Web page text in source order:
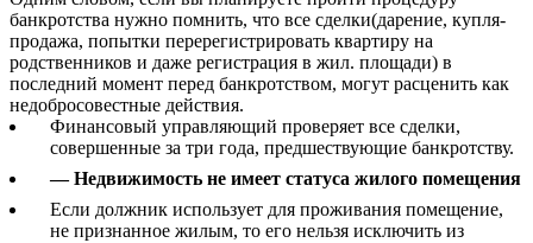
банкротства нужно помнить, что все сделки(дарение, купля-
продажа, попытки перерегистрировать квартиру на
родственников и даже регистрация в жил. площади) в
последний момент перед банкротством, могут расценить как
недобросовестные действия.
Финансовый управляющий проверяет все сделки,
совершенные за три года, предшествующие банкротству.
— Недвижимость не имеет статуса жилого помещения
Если должник использует для проживания помещение,
не признанное жилым, то его нельзя исключить из